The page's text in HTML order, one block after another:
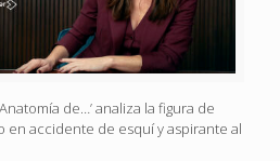
de…’ analiza la figura de
en accidente de esquí y aspirante al